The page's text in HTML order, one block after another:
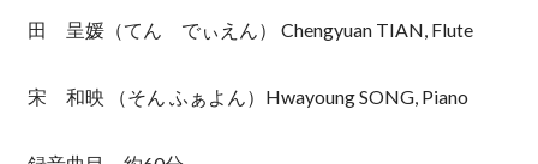
田 呈媛（てん でぃえん） Chengyuan TIAN, Flute
宋 和映 （そん ふぁよん）Hwayoung SONG, Piano